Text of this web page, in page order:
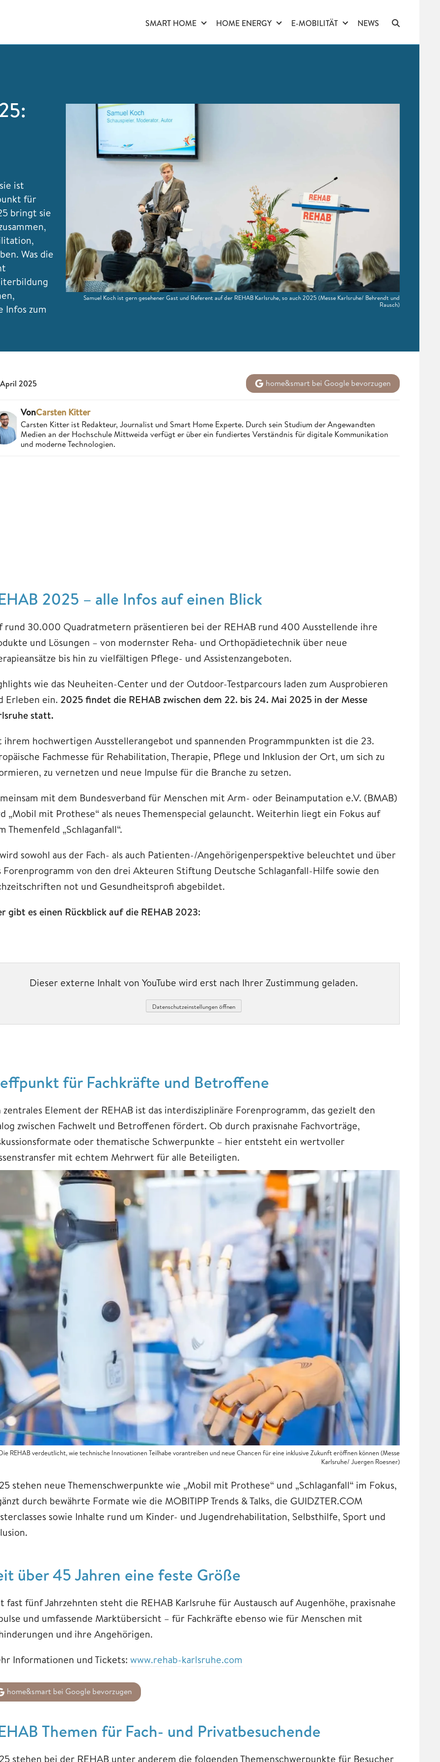
SMART HOME HOME ENERGY E-MOBILITÄT NEWS
ist
für
bringt sie
Was die
Infos zum
Samuel Koch ist gern gesehener Gast und Referent auf der REHAB Karlsruhe, so auch 2025 (Messe Karlsruhe/ Behrendt und
Rausch)
2025 home&smart bei Google bevorzugen
VonCarsten Kitter
Carsten Kitter ist Redakteur, Journalist und Smart Home Experte. Durch sein Studium der Angewandten
Medien an der Hochschule Mittweida verfügt er über ein fundiertes Verständnis für digitale Kommunikation
und moderne Technologien.
2025 – alle Infos auf einen Blick
rund 30.000 Quadratmetern präsentieren bei der REHAB rund 400 Ausstellende ihre
und Lösungen – von modernster Reha- und Orthopädietechnik über neue
bis hin zu vielfältigen Pflege- und Assistenzangeboten.
wie das Neuheiten-Center und der Outdoor-Testparcours laden zum Ausprobieren
Erleben ein. 2025 findet die REHAB zwischen dem 22. bis 24. Mai 2025 in der Messe
statt.
ihrem hochwertigen Ausstellerangebot und spannenden Programmpunkten ist die 23.
Fachmesse für Rehabilitation, Therapie, Pflege und Inklusion der Ort, um sich zu
zu vernetzen und neue Impulse für die Branche zu setzen.
mit dem Bundesverband für Menschen mit Arm- oder Beinamputation e.V. (BMAB)
„Mobil mit Prothese“ als neues Themenspecial gelauncht. Weiterhin liegt ein Fokus auf
Themenfeld „Schlaganfall“.
sowohl aus der Fach- als auch Patienten-/Angehörigenperspektive beleuchtet und über
Forenprogramm von den drei Akteuren Stiftung Deutsche Schlaganfall-Hilfe sowie den
not und Gesundheitsprofi abgebildet.
gibt es einen Rückblick auf die REHAB 2023:
Dieser externe Inhalt von YouTube wird erst nach Ihrer Zustimmung geladen.
Datenschutzeinstellungen öffnen
für Fachkräfte und Betroffene
zentrales Element der REHAB ist das interdisziplinäre Forenprogramm, das gezielt den
zwischen Fachwelt und Betroffenen fördert. Ob durch praxisnahe Fachvorträge,
oder thematische Schwerpunkte – hier entsteht ein wertvoller
mit echtem Mehrwert für alle Beteiligten.
REHAB verdeutlicht, wie technische Innovationen Teilhabe vorantreiben und neue Chancen für eine inklusive Zukunft eröffnen können (Messe
Karlsruhe/ Juergen Roesner)
stehen neue Themenschwerpunkte wie „Mobil mit Prothese“ und „Schlaganfall“ im Fokus,
durch bewährte Formate wie die MOBITIPP Trends & Talks, die GUIDZTER.COM
sowie Inhalte rund um Kinder- und Jugendrehabilitation, Selbsthilfe, Sport und
über 45 Jahren eine feste Größe
fast fünf Jahrzehnten steht die REHAB Karlsruhe für Austausch auf Augenhöhe, praxisnahe
und umfassende Marktübersicht – für Fachkräfte ebenso wie für Menschen mit
und ihre Angehörigen.
Informationen und Tickets: www.rehab-karlsruhe.com
home&smart bei Google bevorzugen
Themen für Fach- und Privatbesuchende
stehen bei der REHAB unter anderem die folgenden Themenschwerpunkte für Besucher